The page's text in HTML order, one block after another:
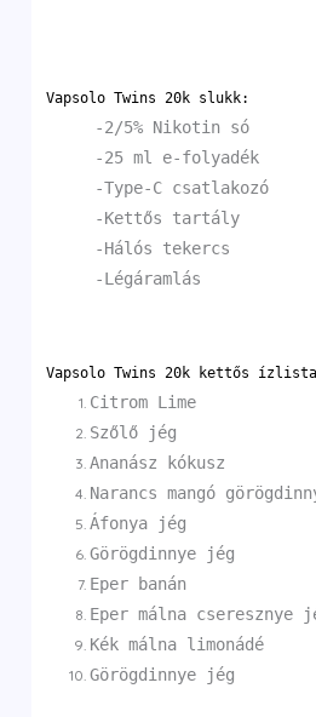
Vapsolo Twins 20k slukk:
-2/5% Nikotin só
-25 ml e-folyadék
-Type-C csatlakozó
-Kettős tartály
-Hálós tekercs
-Légáramlás
Vapsolo Twins 20k kettős
Citrom Lime
Szőlő jég
Ananász kókusz
Narancs mangó
Áfonya jég
Görögdinnye jég
Eper banán
Eper málna cseresznye
Kék málna limonádé
Görögdinnye jég